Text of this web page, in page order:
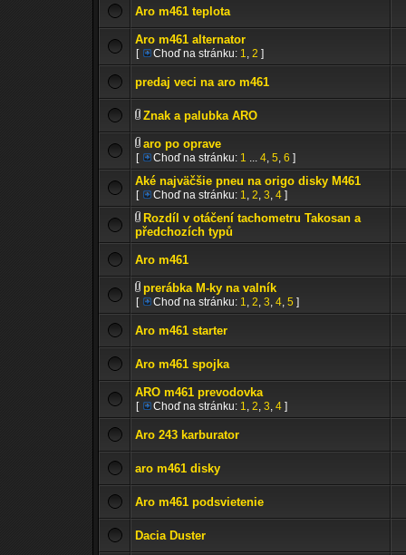
Aro m461 teplota
Aro m461 alternator
[ Choď na stránku: 1, 2 ]
predaj veci na aro m461
Znak a palubka ARO
aro po oprave
[ Choď na stránku: 1 ... 4, 5, 6 ]
Aké najväčšie pneu na origo disky M461
[ Choď na stránku: 1, 2, 3, 4 ]
Rozdíl v otáčení tachometru Takosan a
předchozích typů
Aro m461
prerábka M-ky na valník
[ Choď na stránku: 1, 2, 3, 4, 5 ]
Aro m461 starter
Aro m461 spojka
ARO m461 prevodovka
[ Choď na stránku: 1, 2, 3, 4 ]
Aro 243 karburator
aro m461 disky
Aro m461 podsvietenie
Dacia Duster